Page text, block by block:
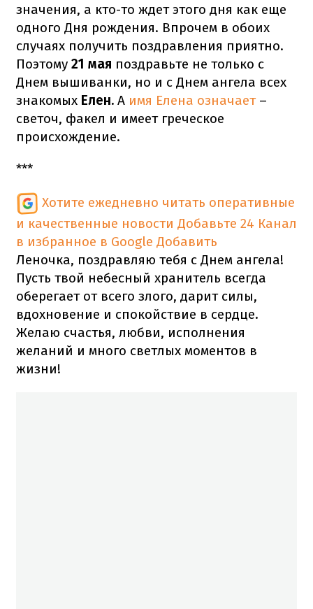
значения, а кто-то ждет этого дня как еще
одного Дня рождения. Впрочем в обоих
случаях получить поздравления приятно.
Поэтому 21 мая поздравьте не только с
Днем вышиванки, но и с Днем ангела всех
знакомых Елен. А имя Елена означает–
светоч, факел и имеет греческое
происхождение.
***
Хотите ежедневно читать оперативные
и качественные новости Добавьте 24 Канал
в избранное в Google Добавить
Леночка, поздравляю тебя с Днем ангела!
Пусть твой небесный хранитель всегда
оберегает от всего злого, дарит силы,
вдохновение и спокойствие в сердце.
Желаю счастья, любви, исполнения
желаний и много светлых моментов в
жизни!